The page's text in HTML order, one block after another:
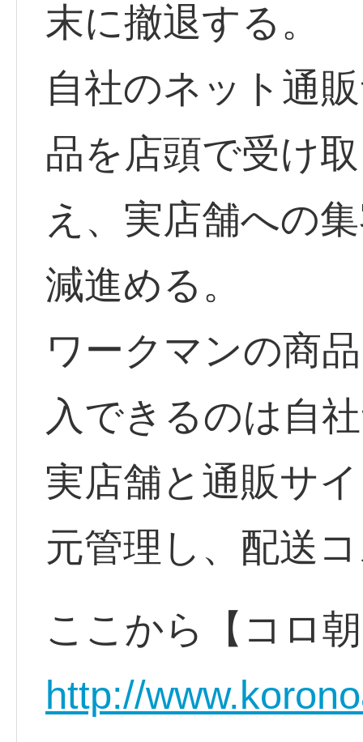
末に撤退する。
自社のネット通
品を店頭で受け
え、実店舗への
減進める。
ワークマンの商
入できるのは自
実店舗と通販サ
元管理し、配送
ここから【コロ
http://